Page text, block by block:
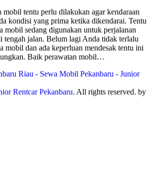
mobil tentu perlu dilakukan agar kendaraan
kondisi yang prima ketika dikendarai. Tentu
mobil sedang digunakan untuk perjalanan
tengah jalan. Belum lagi Anda tidak terlalu
mobil dan ada keperluan mendesak tentu ini
Baik perawatan mobil…
Rentcar Pekanbaru. All rights reserved. by